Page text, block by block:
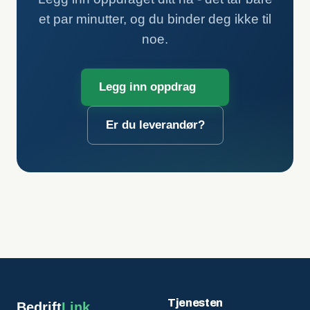
et par minutter, og du binder deg ikke til
noe.
Legg inn oppdrag
Er du leverandør?
Tjenesten